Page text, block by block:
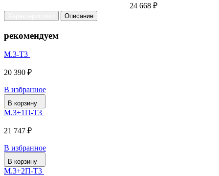
24 668 ₽
Описание
рекомендуем
М.3-Т3
20 390 ₽
В избранное
В корзину
М.3+1П-Т3
21 747 ₽
В избранное
В корзину
М.3+2П-Т3